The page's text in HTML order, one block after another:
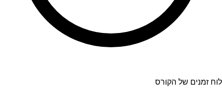
לוח זמנים של הקורס